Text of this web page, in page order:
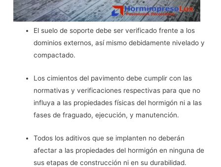
El suelo de soporte debe ser verificado frente a los
dominios externos, así mismo debidamente nivelado y
compactado.
Los cimientos del pavimento debe cumplir con las
normativas y verificaciones respectivas para que no
influya a las propiedades físicas del hormigón ni a las
fases de fraguado, ejecución, y manutención.
Todos los aditivos que se implanten no deberán
afectar a las propiedades del hormigón en ninguna de
sus etapas de construcción ni en su durabilidad.